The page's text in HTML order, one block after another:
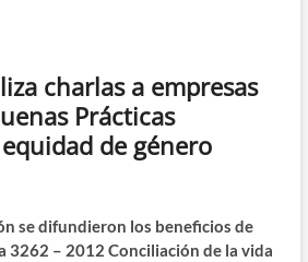
charlas a empresas
Prácticas
de género
se difundieron los beneficios de
3262 – 2012 Conciliación de la vida